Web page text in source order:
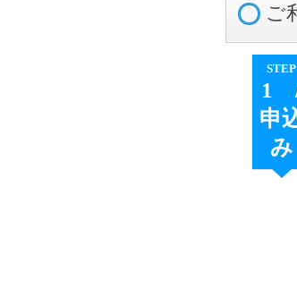
ご
STEP
1
申
み